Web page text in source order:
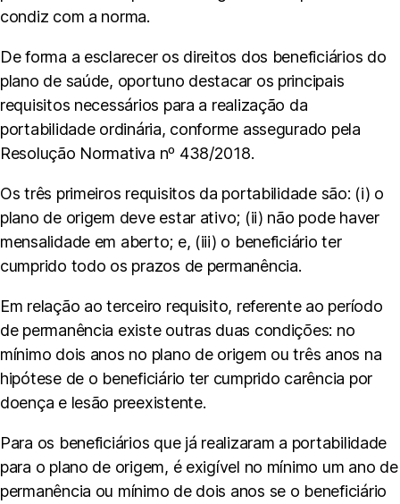
condiz com a norma.
De forma a esclarecer os direitos dos beneficiários do
plano de saúde, oportuno destacar os principais
requisitos necessários para a realização da
portabilidade ordinária, conforme assegurado pela
Resolução Normativa nº 438/2018.
Os três primeiros requisitos da portabilidade são: (i) o
plano de origem deve estar ativo; (ii) não pode haver
mensalidade em aberto; e, (iii) o beneficiário ter
cumprido todo os prazos de permanência.
Em relação ao terceiro requisito, referente ao período
de permanência existe outras duas condições: no
mínimo dois anos no plano de origem ou três anos na
hipótese de o beneficiário ter cumprido carência por
doença e lesão preexistente.
Para os beneficiários que já realizaram a portabilidade
para o plano de origem, é exigível no mínimo um ano de
permanência ou mínimo de dois anos se o beneficiário